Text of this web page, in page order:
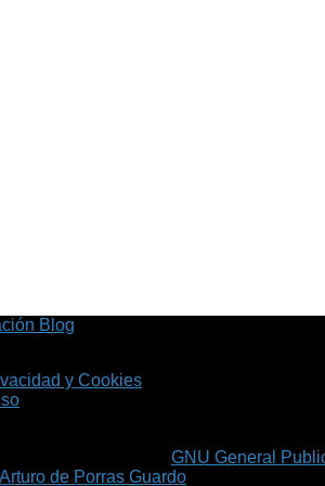
Blog
y Cookies
GNU General
Arturo de Porras Guardo